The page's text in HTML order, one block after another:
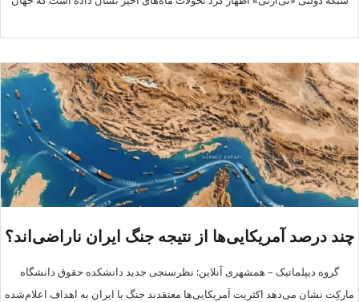
چند درصد آمریکایی‌ها از نتیجه جنگ ایران ناراضی‌اند؟
گروه دیپلماتیک – همشهری آنلاین: نظرسنجی جدید دانشکده حقوق دانشگاه
مارکِت نشان می‌دهد اکثریت آمریکایی‌ها معتقدند جنگ با ایران به اهداف اعلام‌شده